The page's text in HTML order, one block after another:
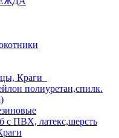
Краги
полиуретан,спилк.
с ПВХ, латекс,шерсть